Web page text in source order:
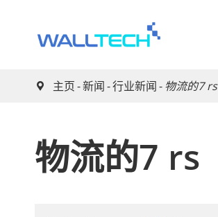
 主页 新闻 行业新闻 物流的7 rs
物流的7 rs